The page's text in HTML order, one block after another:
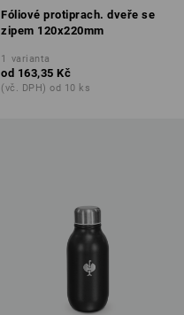
Fóliové protiprach. dveře se
zipem 120x220mm
1 varianta
od 163,35 Kč
(vč. DPH) od 10 ks